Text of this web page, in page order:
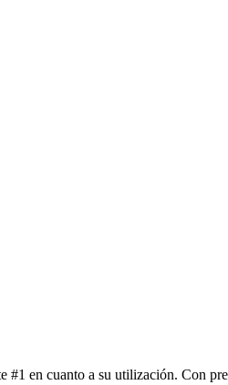
#1 en cuanto a su utilización. Con